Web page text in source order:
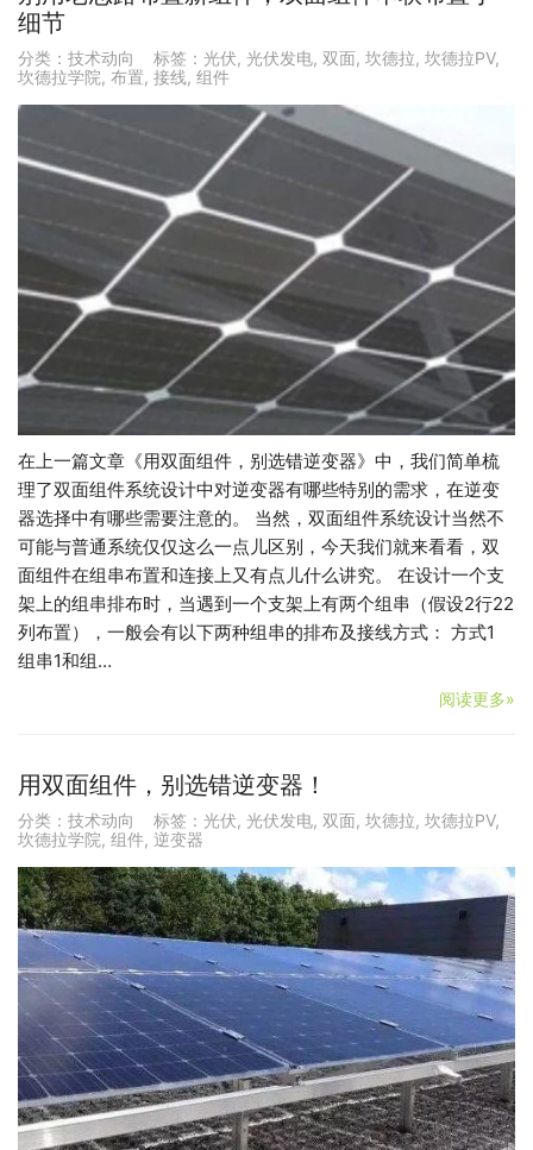
细节
分类： 技术动向 标签： 光伏, 光伏发电, 双面, 坎德拉, 坎德拉PV,
坎德拉学院, 布置, 接线, 组件
在上一篇文章《用双面组件，别选错逆变器》中，我们简单梳
理了双面组件系统设计中对逆变器有哪些特别的需求，在逆变
器选择中有哪些需要注意的。 当然，双面组件系统设计当然不
可能与普通系统仅仅这么一点儿区别，今天我们就来看看，双
面组件在组串布置和连接上又有点儿什么讲究。 在设计一个支
架上的组串排布时，当遇到一个支架上有两个组串（假设2行22
列布置），一般会有以下两种组串的排布及接线方式： 方式1
组串1和组…
阅读更多»
用双面组件，别选错逆变器！
分类： 技术动向 标签： 光伏, 光伏发电, 双面, 坎德拉, 坎德拉PV,
坎德拉学院, 组件, 逆变器